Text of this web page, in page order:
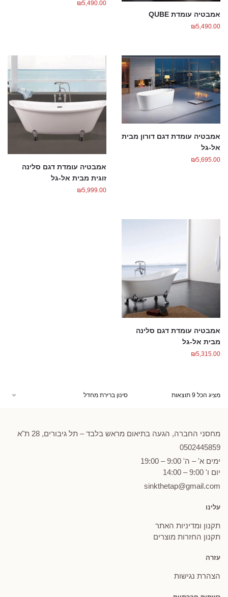
אמבטיה עומדת QUBE
₪5,490.00
₪5,490.00
אמבטיה עומדת דגם דורון מבית
אל-גל
₪5,695.00
אמבטיה עומדת דגם סלינה
זוגית מבית אל-גל
₪5,999.00
אמבטיה עומדת דגם סלינה
מבית אל-גל
₪5,315.00
מציג הכל 9 תוצאות
מחסני החברה, הגעה בתיאום מראש בלבד – תל גיבורים, 28 ת"א
0502445859
ימים א' – ה' 9:00 – 19:00
יום ו' 9:00 – 14:00
sinkthetap@gmail.com
עלינו
תקנון ומדיניות האתר
תקנון החזרות מוצרים
עזרה
הצהרת נגישות